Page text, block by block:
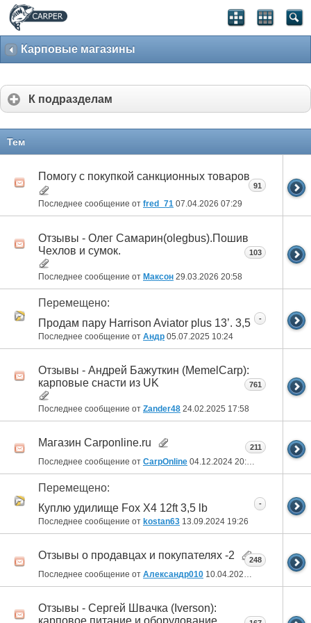
Карповые магазины
К подразделам
Тем
Помогу с покупкой санкционных товаров
Последнее сообщение от fred_71 07.04.2026 07:29
91
Отзывы - Олег Самарин(olegbus).Пошив
Чехлов и сумок.
Последнее сообщение от Максон 29.03.2026 20:58
103
Перемещено:
Продам пару Harrison Aviator plus 13’. 3,5
Последнее сообщение от Андр 05.07.2025 10:24
-
Отзывы - Aндрей Бажуткин (MemelCarp):
карповые снасти из UK
Последнее сообщение от Zander48 24.02.2025 17:58
761
Магазин Carponline.ru
Последнее сообщение от CarpOnline 04.12.2024 20:42
211
Перемещено:
Куплю удилище Fox X4 12ft 3,5 lb
Последнее сообщение от kostan63 13.09.2024 19:26
-
Отзывы о продавцах и покупателях -2
Последнее сообщение от Александр010 10.04.2024 15:13
248
Отзывы - Сергей Швачка (Iverson):